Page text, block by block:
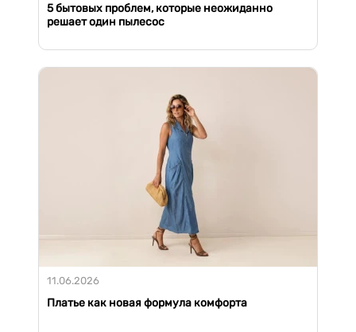
5 бытовых проблем, которые неожиданно
решает один пылесос
11.06.2026
Платье как новая формула комфорта